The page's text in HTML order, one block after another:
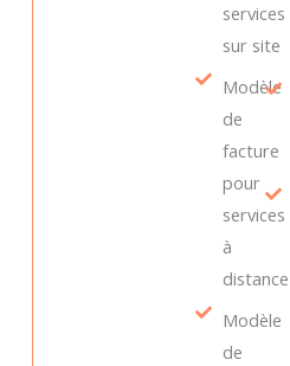
services
sur site
Modèle
de
facture
pour
services
à
distance
Modèle
de